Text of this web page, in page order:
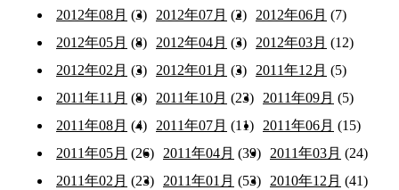
2012年08月 (3) 2012年07月 (2) 2012年06月 (7)
2012年05月 (8) 2012年04月 (3) 2012年03月 (12)
2012年02月 (3) 2012年01月 (3) 2011年12月 (5)
2011年11月 (8) 2011年10月 (23) 2011年09月 (5)
2011年08月 (4) 2011年07月 (11) 2011年06月 (15)
2011年05月 (26) 2011年04月 (39) 2011年03月 (24)
2011年02月 (23) 2011年01月 (53) 2010年12月 (41)